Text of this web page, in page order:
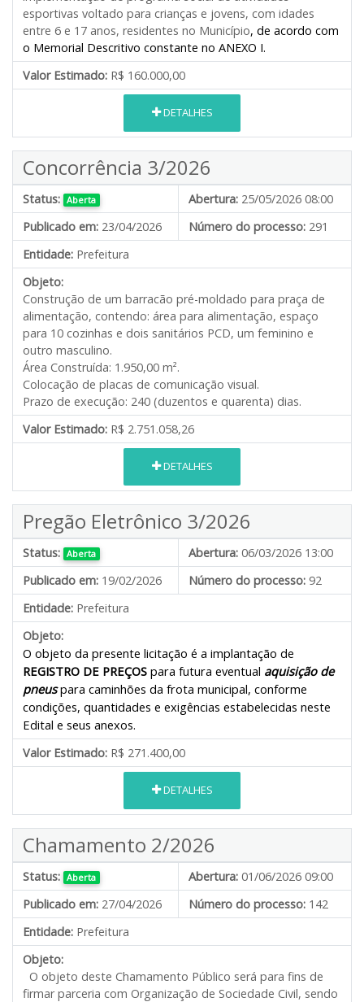
esportivas voltado para crianças e jovens, com idades
entre 6 e 17 anos, residentes no Município, de acordo com
o Memorial Descritivo constante no ANEXO I.
Valor Estimado: R$ 160.000,00
DETALHES
Concorrência 3/2026
Status: Aberta Abertura: 25/05/2026 08:00
Publicado em: 23/04/2026 Número do processo: 291
Entidade: Prefeitura
Objeto:
Construção de um barracão pré-moldado para praça de
alimentação, contendo: área para alimentação, espaço
para 10 cozinhas e dois sanitários PCD, um feminino e
outro masculino.
Área Construída: 1.950,00 m².
Colocação de placas de comunicação visual.
Prazo de execução: 240 (duzentos e quarenta) dias.
Valor Estimado: R$ 2.751.058,26
DETALHES
Pregão Eletrônico 3/2026
Status: Aberta Abertura: 06/03/2026 13:00
Publicado em: 19/02/2026 Número do processo: 92
Entidade: Prefeitura
Objeto:
O objeto da presente licitação é a implantação de
REGISTRO DE PREÇOS para futura eventual aquisição de
pneuspara caminhões da frota municipal, conforme
condições, quantidades e exigências estabelecidas neste
Edital e seus anexos.
Valor Estimado: R$ 271.400,00
DETALHES
Chamamento 2/2026
Status: Aberta Abertura: 01/06/2026 09:00
Publicado em: 27/04/2026 Número do processo: 142
Entidade: Prefeitura
Objeto:
O objeto deste Chamamento Público será para fins de
firmar parceria com Organização de Sociedade Civil, sendo